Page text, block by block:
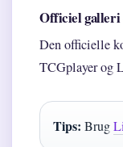
Officiel galleri
Den officielle
TCGplayer og
Tips: Brug